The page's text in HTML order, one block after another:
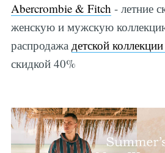
Abercrombie & Fitch - летние
женскую и мужскую
распродажа детской
скидкой 40%